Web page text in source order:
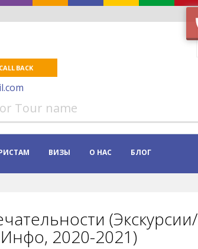
CALL BACK
ВИЗЫ О НАС БЛОГ
(Экскурсии/
2020-2021)